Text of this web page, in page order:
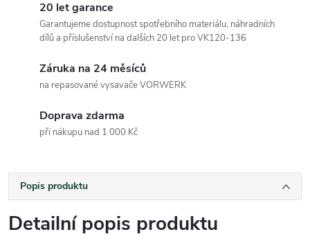
20 let garance
Garantujeme dostupnost spotřebního materiálu, náhradních
dílů a příslušenství na dalších 20 let pro VK120-136
Záruka na 24 měsíců
na repasované vysavače VORWERK
Doprava zdarma
při nákupu nad 1 000 Kč
Popis produktu
Detailní popis produktu